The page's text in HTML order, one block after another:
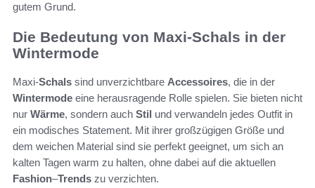
gutem Grund.
Die Bedeutung von Maxi-Schals in der
Wintermode
Maxi-Schals sind unverzichtbare Accessoires, die in der
Wintermode eine herausragende Rolle spielen. Sie bieten nicht
nur Wärme, sondern auch Stil und verwandeln jedes Outfit in
ein modisches Statement. Mit ihrer großzügigen Größe und
dem weichen Material sind sie perfekt geeignet, um sich an
kalten Tagen warm zu halten, ohne dabei auf die aktuellen
Fashion–Trends zu verzichten.